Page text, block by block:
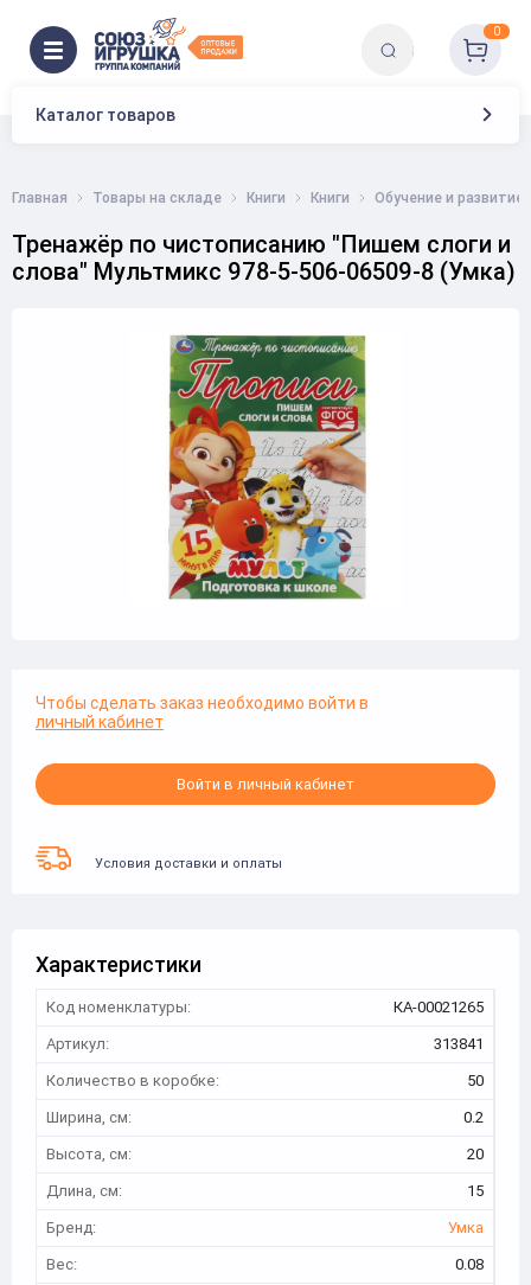
Каталог товаров
0
Главная Товары на складе Книги Книги Обучение и развитие
Тренажёр по чистописанию "Пишем слоги и
слова" Мультмикс 978-5-506-06509-8 (Умка)
Чтобы сделать заказ необходимо войти в
личный кабинет
Войти в личный кабинет
Условия доставки и оплаты
Характеристики
Код номенклатуры:
КА-00021265
Артикул:
313841
Количество в коробке:
50
Ширина, см:
0.2
Высота, см:
20
Длина, см:
15
Бренд:
Умка
Вес:
0.08